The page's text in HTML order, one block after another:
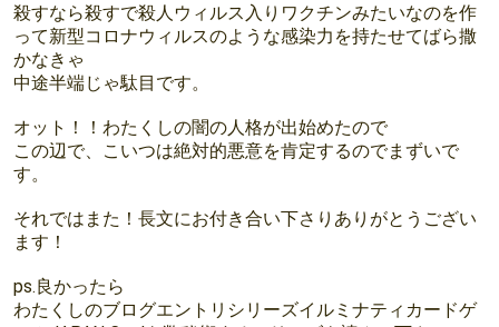
殺すなら殺すで殺人ウィルス入りワクチンみたいなのを作
って新型コロナウィルスのような感染力を持たせてばら撒
かなきゃ
中途半端じゃ駄目です。
オット！！わたくしの闇の人格が出始めたので
この辺で、こいつは絶対的悪意を肯定するのでまずいで
す。
それではまた！長文にお付き合い下さりありがとうござい
ます！
ps.良かったら
わたくしのブログエントリシリーズイルミナティカードゲ